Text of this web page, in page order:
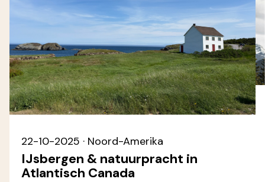
22-10-2025 · Noord-Amerika
IJsbergen & natuurpracht in
Atlantisch Canada